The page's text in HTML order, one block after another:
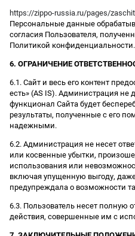
https://zippo-russia.ru/pages/
Персональные данные
согласия Пользователя,
Политикой конфиденциальности.
6. ОГРАНИЧЕНИЕ
6.1. Сайт и весь его контент
есть» (AS IS). Администрация не
функционал Сайта будет
результаты, полученные с его
надежными.
6.2. Администрация не несет
или косвенные убытки,
использования или
включая упущенную выгоду,
предупреждала о возможности
6.3. Пользователь несет полную
действия, совершенные им с